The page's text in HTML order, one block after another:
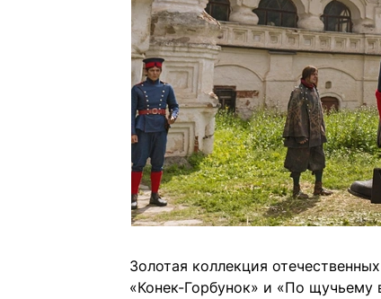
Золотая коллекция
«Конек-Горбунок» и «По щучьему